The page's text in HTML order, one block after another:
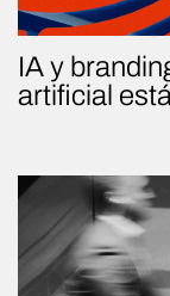
IA y
artificial